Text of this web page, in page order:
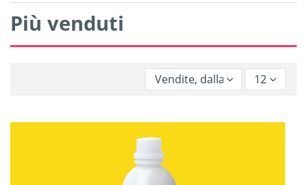
Più venduti
Vendite, dalla più alta alla
12